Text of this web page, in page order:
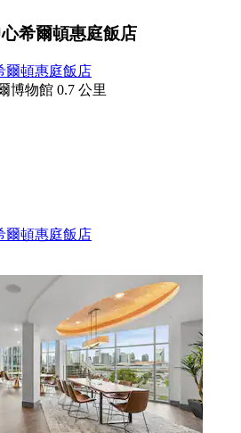
希爾頓惠庭飯店
爾頓惠庭飯店
博物館 0.7 公里
爾頓惠庭飯店